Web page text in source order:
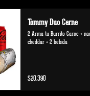
Tommy Duo Carne
2 Arma tu Burrito Carne +
cheddar + 2 bebida
$20.390